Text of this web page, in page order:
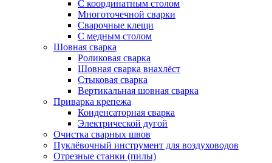
С координатным столом
Многоточечной сварки
Сварочные клещи
С медным столом
Шовная сварка
Роликовая сварка
Шовная сварка внахлёст
Стыковая сварка
Вертикальная шовная сварка
Приварка крепежа
Конденсаторная сварка
Электрической дугой
Очистка сварных швов
Пуклёвочный инструмент для воздуховодов
Отрезные станки (пилы)